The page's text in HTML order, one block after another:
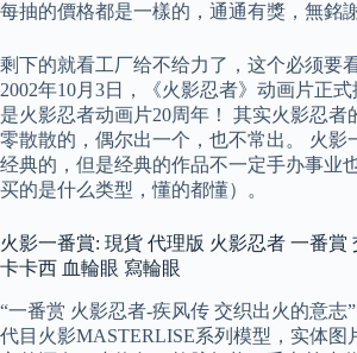
每抽的價格都是一樣的，通通有獎，無銘
剩下的就看工厂给不给力了，这个必须要
2002年10月3日，《火影忍者》动画片正
是火影忍者动画片20周年！ 其实火影忍者
零散散的，偶尔出一个，也不常出。 火影
经典的，但是经典的作品不一定手办事业
买的是什么类型，懂的都懂）。
火影一番賞: 現貨 代理版 火影忍者 一番賞
卡卡西 血輪眼 寫輪眼
“一番赏 火影忍者-疾风传 交织出火的意志
代目火影MASTERLISE系列模型，实体图